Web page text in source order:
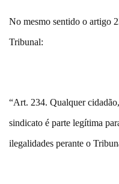
No mesmo sentido o artigo
Tribunal:
“Art. 234. Qualquer
sindicato é parte legítima
ilegalidades perante o